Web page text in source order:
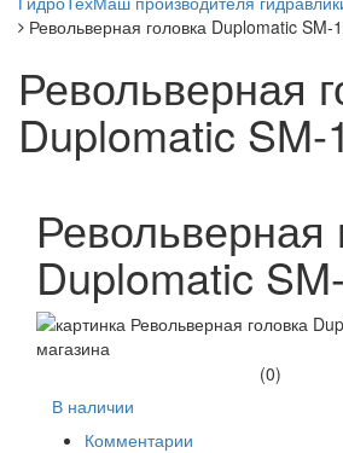
Револьверная головка Duplomatic SM-
Револьверная
Duplomatic SM-
Револьверная
Duplomatic
(0)
В наличии
Комментарии